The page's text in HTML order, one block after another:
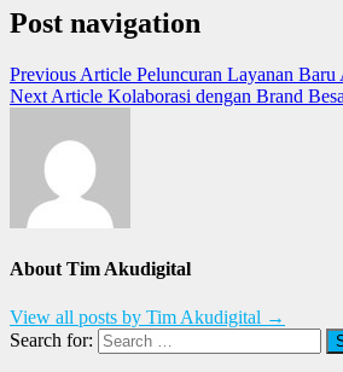
Post navigation
Previous Article Peluncuran Layanan
Next Article Kolaborasi dengan Brand
About Tim Akudigital
View all posts by Tim Akudigital →
Search for: